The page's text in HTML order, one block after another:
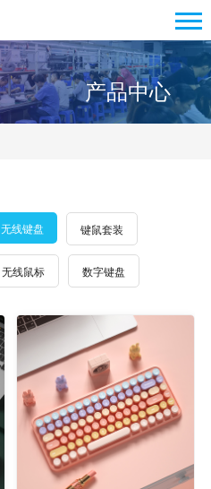
产品中心
无线键盘 键鼠套装
无线鼠标 数字键盘